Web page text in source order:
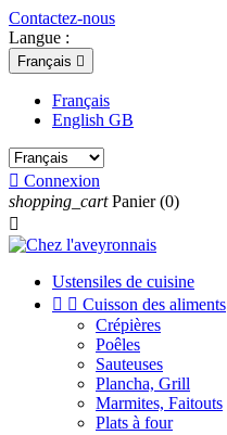
Contactez-nous
Langue :
Français 
Français
English GB
 Connexion
shopping_cart Panier (0)

Ustensiles de cuisine
  Cuisson des aliments
Crépières
Poêles
Sauteuses
Plancha, Grill
Marmites, Faitouts
Plats à four